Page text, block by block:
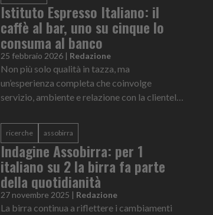
Istituto Espresso Italiano: il
caffè al bar, uno su cinque lo
consuma al banco
25 febbraio 2026 | Redazione
Non più solo qualità in tazza, ma
un’esperienza completa che coinvolge
servizio, ambiente e relazione con la clientela.
caratteristiche sono state messe nero su b...
ricerche assobirra
Indagine Assobirra: per 1
italiano su 2 la birra fa parte
della quotidianità
27 novembre 2025 | Redazione
La birra continua a riflettere i cambiamenti